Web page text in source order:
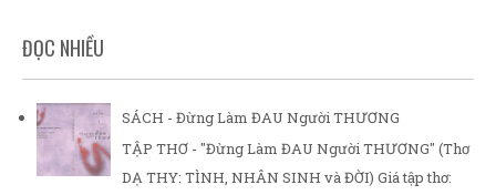
ĐỌC NHIỀU
SÁCH - Đừng Làm ĐAU Người THƯƠNG
TẬP THƠ - "Đừng Làm ĐAU Người THƯƠNG" (Thơ
DẠ THY: TÌNH, NHÂN SINH và ĐỜI) Giá tập thơ: